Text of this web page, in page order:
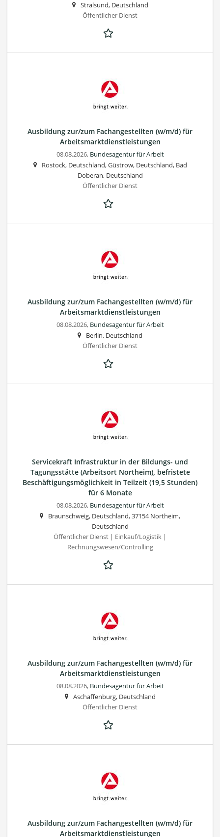
Stralsund, Deutschland
Öffentlicher Dienst
Ausbildung zur/zum Fachangestellten (w/m/d) für
Arbeitsmarktdienstleistungen
08.08.2026, Bundesagentur für Arbeit
Rostock, Deutschland, Güstrow, Deutschland, Bad
Doberan, Deutschland
Öffentlicher Dienst
Ausbildung zur/zum Fachangestellten (w/m/d) für
Arbeitsmarktdienstleistungen
08.08.2026, Bundesagentur für Arbeit
Berlin, Deutschland
Öffentlicher Dienst
Servicekraft Infrastruktur in der Bildungs- und
Tagungsstätte (Arbeitsort Northeim), befristete
Beschäftigungsmöglichkeit in Teilzeit (19,5 Stunden)
für 6 Monate
08.08.2026, Bundesagentur für Arbeit
Braunschweig, Deutschland, 37154 Northeim,
Deutschland
Öffentlicher Dienst | Einkauf/Logistik |
Rechnungswesen/Controlling
Ausbildung zur/zum Fachangestellten (w/m/d) für
Arbeitsmarktdienstleistungen
08.08.2026, Bundesagentur für Arbeit
Aschaffenburg, Deutschland
Öffentlicher Dienst
Ausbildung zur/zum Fachangestellten (w/m/d) für
Arbeitsmarktdienstleistungen